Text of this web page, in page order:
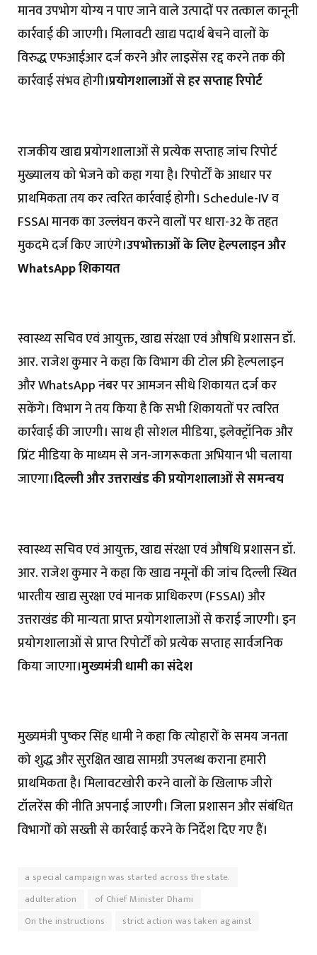
मानव उपभोग योग्य न पाए जाने वाले उत्पादों पर तत्काल कानूनी
कार्रवाई की जाएगी। मिलावटी खाद्य पदार्थ बेचने वालों के
विरुद्ध एफआईआर दर्ज करने और लाइसेंस रद्द करने तक की
कार्रवाई संभव होगी।प्रयोगशालाओं से हर सप्ताह रिपोर्ट
राजकीय खाद्य प्रयोगशालाओं से प्रत्येक सप्ताह जांच रिपोर्ट
मुख्यालय को भेजने को कहा गया है। रिपोर्टों के आधार पर
प्राथमिकता तय कर त्वरित कार्रवाई होगी। Schedule-IV व
FSSAI मानक का उल्लंघन करने वालों पर धारा-32 के तहत
मुकदमे दर्ज किए जाएंगे।उपभोक्ताओं के लिए हेल्पलाइन और
WhatsApp शिकायत
स्वास्थ्य सचिव एवं आयुक्त, खाद्य संरक्षा एवं औषधि प्रशासन डॉ.
आर. राजेश कुमार ने कहा कि विभाग की टोल फ्री हेल्पलाइन
और WhatsApp नंबर पर आमजन सीधे शिकायत दर्ज कर
सकेंगे। विभाग ने तय किया है कि सभी शिकायतों पर त्वरित
कार्रवाई की जाएगी। साथ ही सोशल मीडिया, इलेक्ट्रॉनिक और
प्रिंट मीडिया के माध्यम से जन-जागरूकता अभियान भी चलाया
जाएगा।दिल्ली और उत्तराखंड की प्रयोगशालाओं से समन्वय
स्वास्थ्य सचिव एवं आयुक्त, खाद्य संरक्षा एवं औषधि प्रशासन डॉ.
आर. राजेश कुमार ने कहा कि खाद्य नमूनों की जांच दिल्ली स्थित
भारतीय खाद्य सुरक्षा एवं मानक प्राधिकरण (FSSAI) और
उत्तराखंड की मान्यता प्राप्त प्रयोगशालाओं से कराई जाएगी। इन
प्रयोगशालाओं से प्राप्त रिपोर्टों को प्रत्येक सप्ताह सार्वजनिक
किया जाएगा।मुख्यमंत्री धामी का संदेश
मुख्यमंत्री पुष्कर सिंह धामी ने कहा कि त्योहारों के समय जनता
को शुद्ध और सुरक्षित खाद्य सामग्री उपलब्ध कराना हमारी
प्राथमिकता है। मिलावटखोरी करने वालों के खिलाफ जीरो
टॉलरेंस की नीति अपनाई जाएगी। जिला प्रशासन और संबंधित
विभागों को सख्ती से कार्रवाई करने के निर्देश दिए गए हैं।
a special campaign was started across the state.
adulteration
of Chief Minister Dhami
On the instructions
strict action was taken against